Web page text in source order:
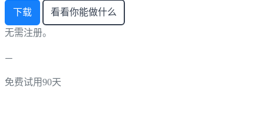
下载 看看你能做什么
无需注册。
免费试用90天